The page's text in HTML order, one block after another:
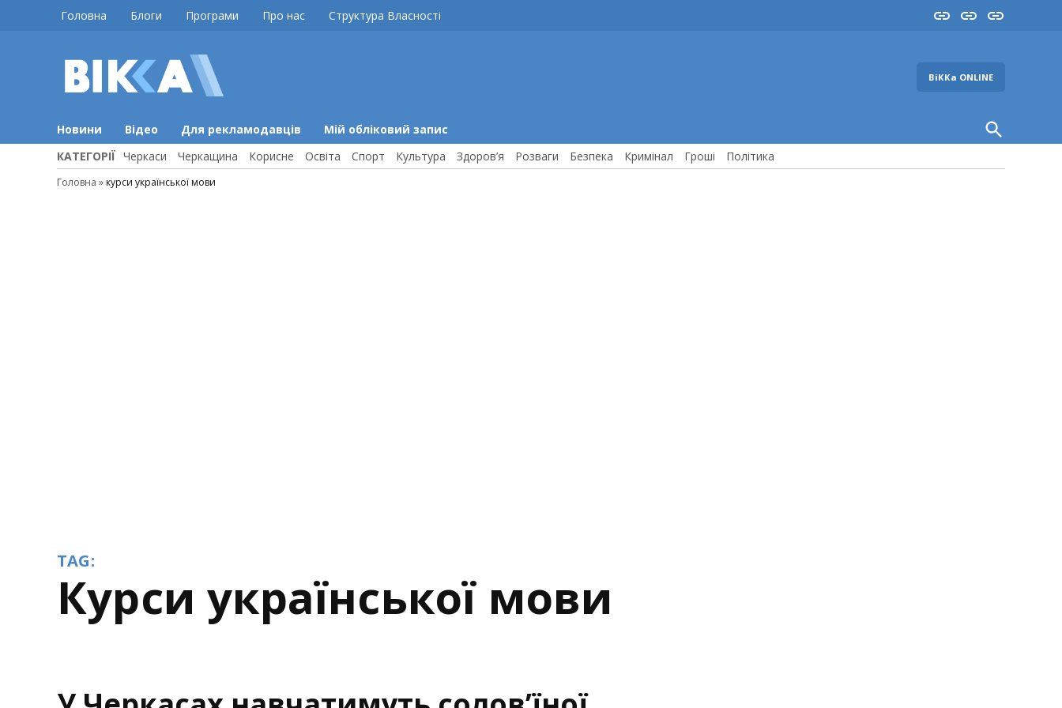
Головна Блоги Програми Про нас Структура Власності InstaYouTube
FB
ВіККа ONLINE
Новини Відео Для рекламодавців Мій обліковий запис
Open
Search
КАТЕГОРІЇ Черкаси Черкащина Корисне Освіта Спорт Культура Здоров’я Розваги Безпека Кримінал Гроші Політика
Головна » курси української мови
TAG:
курси української мови